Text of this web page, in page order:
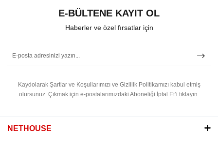
E-BÜLTENE KAYIT OL
Haberler ve özel fırsatlar için
Kaydolarak Şartlar ve Koşullarımızı ve Gizlilik Politikamızı kabul etmiş
olursunuz. Çıkmak için e-postalarımızdaki Aboneliği İptal Et’i tıklayın.
NETHOUSE